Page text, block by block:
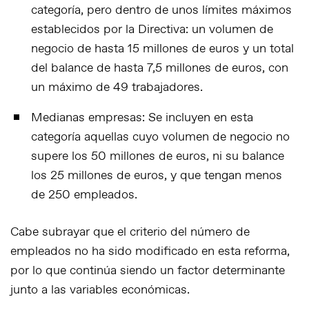
categoría, pero dentro de unos límites máximos
establecidos por la Directiva: un volumen de
negocio de hasta 15 millones de euros y un total
del balance de hasta 7,5 millones de euros, con
un máximo de 49 trabajadores.
Medianas empresas: Se incluyen en esta
categoría aquellas cuyo volumen de negocio no
supere los 50 millones de euros, ni su balance
los 25 millones de euros, y que tengan menos
de 250 empleados.
Cabe subrayar que el criterio del número de
empleados no ha sido modificado en esta reforma,
por lo que continúa siendo un factor determinante
junto a las variables económicas.